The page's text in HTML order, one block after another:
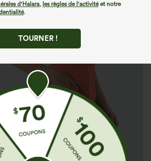
d'Halara, les règles de l'activitéet notre
.
TOURNER !